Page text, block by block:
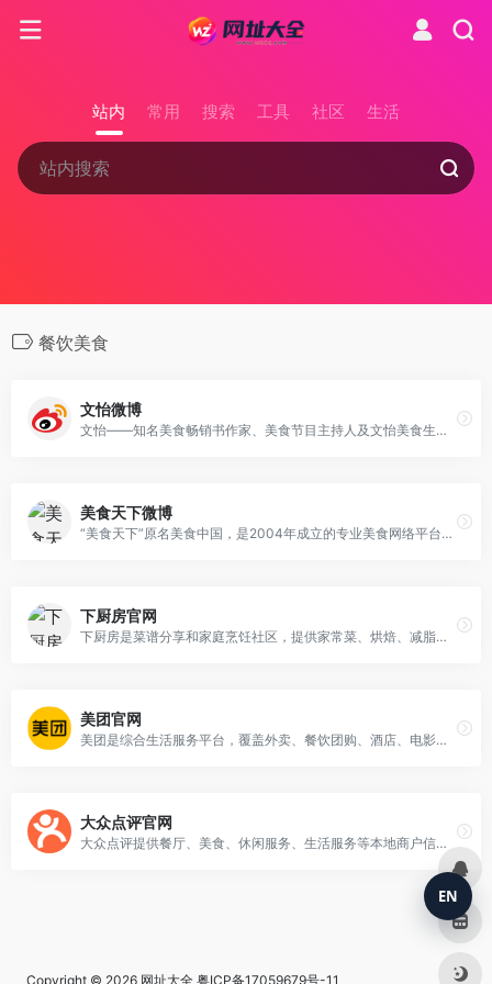
站内 常用 搜索 工具 社区 生活
餐饮美食
文怡微博
文怡——知名美食畅销书作家、美食节目主持人及文怡美食生活馆创始人，曾主持多档热门美食节目，坐拥千万级点击美食博客并任多家杂志专栏撰稿人，现通过美食生活馆与著作传授厨艺，其微博地址及更多资源可访问官网了解。
美食天下微博
“美食天下”原名美食中国，是2004年成立的专业美食网络平台，涵盖菜谱、健康饮食、美食论坛等多频道，收录数万菜式并提供详细图文做法，便于用户快速查找与使用。
下厨房官网
下厨房是菜谱分享和家庭烹饪社区，提供家常菜、烘焙、减脂餐、节日菜谱和食材做法。用户可以搜索菜谱步骤、收藏菜单、查看作品反馈，适合日常做饭和学习烹饪技巧。
美团官网
美团是综合生活服务平台，覆盖外卖、餐饮团购、酒店、电影票、休闲服务和本地服务。用户可以通过官网查找附近商户、查看优惠套餐、预订服务和管理订单，是常用的本地消费入口。
大众点评官网
大众点评提供餐厅、美食、休闲服务、生活服务等本地商户信息，包含用户评价、门店地址、人均消费和团购优惠。适合外出吃饭、聚会、旅行到店前查口碑，也能用于发现附近热门餐饮和服务商家。
Copyright © 2026 网址大全 粤ICP备17059679号-11
EN